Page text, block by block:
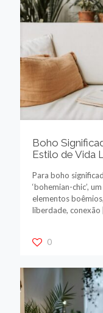
Boho
Estilo de Vida
Para boho
‘bohemian-chic’,
elementos
liberdade, conexão
0